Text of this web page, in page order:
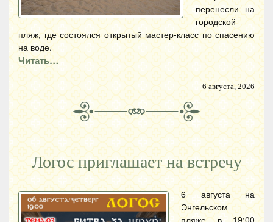
перенесли на
городской
пляж, где состоялся открытый мастер-класс по спасению
на воде.
Читать…
6 августа, 2026
Логос приглашает на встречу
6 августа на
Энгельском
пляже в 19:00